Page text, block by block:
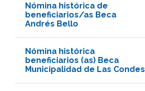
Nómina histórica de
beneficiarios/as Beca
Andrés Bello
Nómina histórica
beneficiarios (as) Beca
Municipalidad de Las Condes